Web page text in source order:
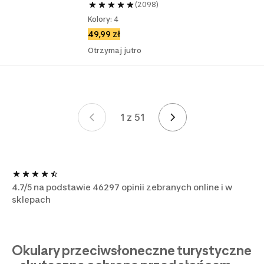
(2098)
Kolory: 4
49,99 zł
Otrzymaj jutro
1 z 51Strona 1 z 51
4.7/5 na podstawie 46297 opinii zebranych online i w
sklepach
Okulary przeciwsłoneczne turystyczne